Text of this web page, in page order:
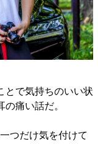
とで気持ちのいい状
痛い話だ。
つだけ気を付けて